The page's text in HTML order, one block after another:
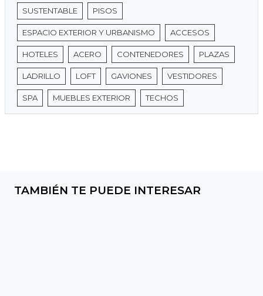
SUSTENTABLE PISOS
ESPACIO EXTERIOR Y URBANISMO ACCESOS
HOTELES ACERO CONTENEDORES PLAZAS
LADRILLO LOFT GAVIONES VESTIDORES
SPA MUEBLES EXTERIOR TECHOS
TAMBIÉN TE PUEDE INTERESAR